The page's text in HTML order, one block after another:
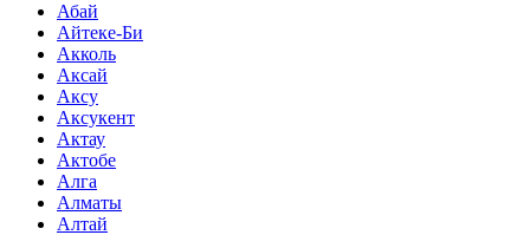
Абай
Айтеке-Би
Акколь
Аксай
Аксу
Аксукент
Актау
Актобе
Алга
Алматы
Алтай